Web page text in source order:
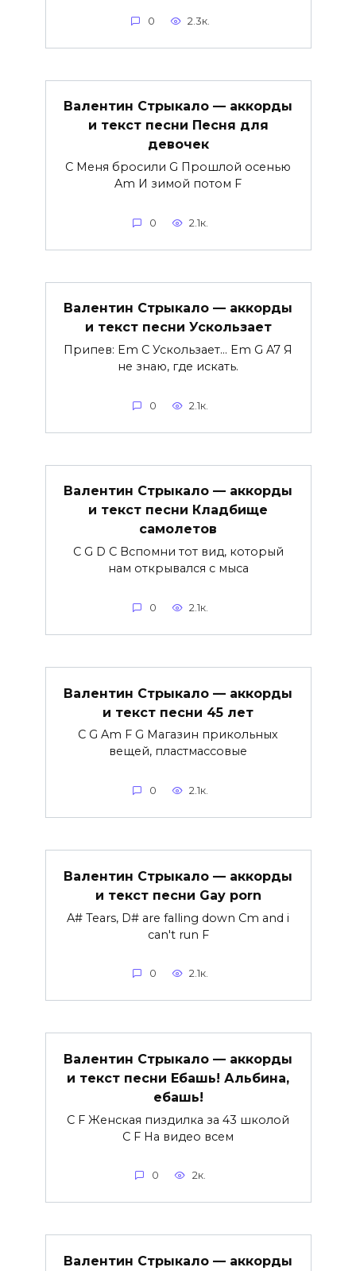
0 2.3к.
Валентин Стрыкало — аккорды
и текст песни Песня для
девочек
C Меня бросили G Прошлой осенью
Am И зимой потом F
0 2.1к.
Валентин Стрыкало — аккорды
и текст песни Ускользает
Припев: Em C Ускользает... Em G A7 Я
не знаю, где искать.
0 2.1к.
Валентин Стрыкало — аккорды
и текст песни Кладбище
самолетов
C G D C Вспомни тот вид, который
нам открывался с мыса
0 2.1к.
Валентин Стрыкало — аккорды
и текст песни 45 лет
C G Am F G Магазин прикольных
вещей, пластмассовые
0 2.1к.
Валентин Стрыкало — аккорды
и текст песни Gay porn
A# Tears, D# are falling down Cm and i
can't run F
0 2.1к.
Валентин Стрыкало — аккорды
и текст песни Ебашь! Альбина,
ебашь!
C F Женская пиздилка за 43 школой
C F На видео всем
0 2к.
Валентин Стрыкало — аккорды